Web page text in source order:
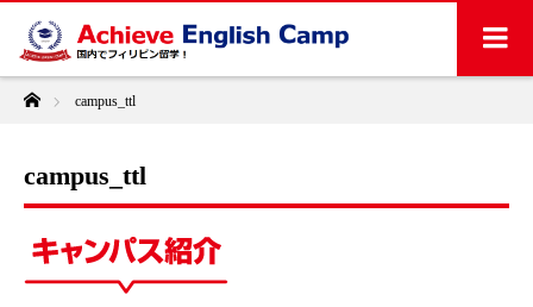
campus_ttl
campus_ttl